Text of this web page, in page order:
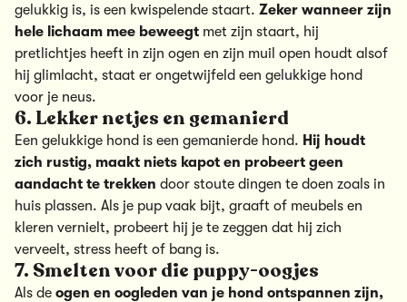
gelukkig is, is een kwispelende staart. Zeker wanneer zijn
hele lichaam mee beweegt met zijn staart, hij
pretlichtjes heeft in zijn ogen en zijn muil open houdt alsof
hij glimlacht, staat er ongetwijfeld een gelukkige hond
voor je neus.
6. Lekker netjes en gemanierd
Een gelukkige hond is een gemanierde hond. Hij houdt
zich rustig, maakt niets kapot en probeert geen
aandacht te trekken door stoute dingen te doen zoals in
huis plassen. Als je pup vaak bijt, graaft of meubels en
kleren vernielt, probeert hij je te zeggen dat hij zich
verveelt, stress heeft of bang is.
7. Smelten voor die puppy-oogjes
Als de ogen en oogleden van je hond ontspannen zijn,